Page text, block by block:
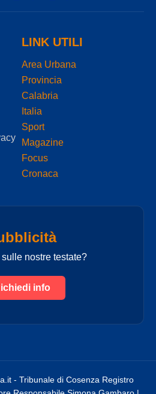
LINK UTILI
Area Urbana
Provincia
Calabria
Italia
Sport
Magazine
Focus
Cronaca
nostre testate?
info
- Tribunale di Cosenza Registro